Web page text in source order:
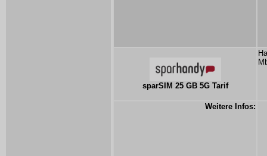
sparSIM 25 GB 5G Tarif
Weitere Infos: